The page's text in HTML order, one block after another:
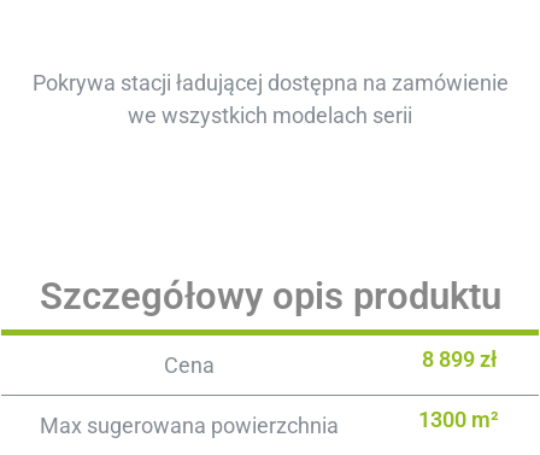
Pokrywa stacji ładującej dostępna na zamówienie
we wszystkich modelach serii
Szczegółowy opis produktu
Cena 8 899 zł
Max sugerowana powierzchnia 1300 m²